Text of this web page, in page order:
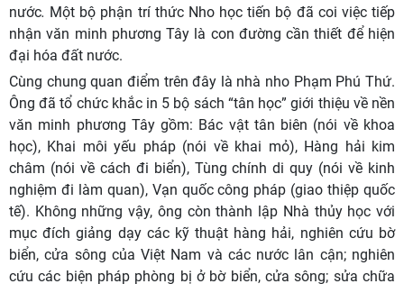
nước. Một bộ phận trí thức Nho học tiến bộ đã coi việc tiếp
nhận văn minh phương Tây là con đường cần thiết để hiện
đại hóa đất nước.
Cùng chung quan điểm trên đây là nhà nho Phạm Phú Thứ.
Ông đã tổ chức khắc in 5 bộ sách “tân học” giới thiệu về nền
văn minh phương Tây gồm: Bác vật tân biên (nói về khoa
học), Khai môi yếu pháp (nói về khai mỏ), Hàng hải kim
châm (nói về cách đi biển), Tùng chính di quy (nói về kinh
nghiệm đi làm quan), Vạn quốc công pháp (giao thiệp quốc
tế). Không những vậy, ông còn thành lập Nhà thủy học với
mục đích giảng dạy các kỹ thuật hàng hải, nghiên cứu bờ
biển, cửa sông của Việt Nam và các nước lân cận; nghiên
cứu các biện pháp phòng bị ở bờ biển, cửa sông; sửa chữa